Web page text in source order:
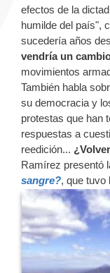
efectos de la
humilde del país",
sucedería años
vendría un
movimientos
También habla
su democracia y
protestas que han
respuestas a
reedición...
Ramírez presentó
sangre?, que tuvo